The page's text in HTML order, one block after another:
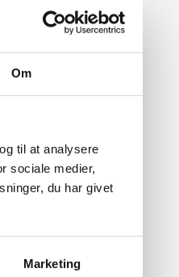
Om
til at analysere
sociale medier,
du har givet
Marketing